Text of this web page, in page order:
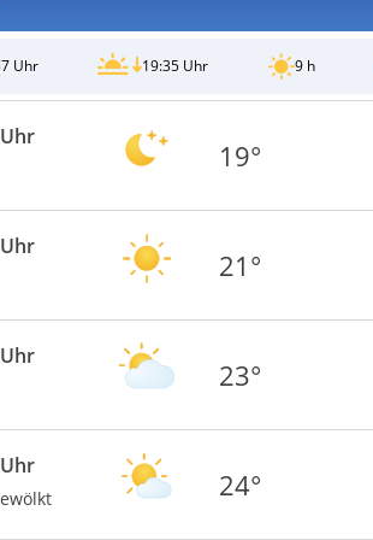
Uhr 19:35 Uhr 9 h
19°
21°
23°
24°
Windgeschwindigkeiten
Windgeschwindigkeiten in 3h